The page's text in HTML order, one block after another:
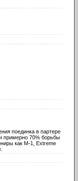
поединка в партере
примерно 70% борьбы
как M-1, Extreme